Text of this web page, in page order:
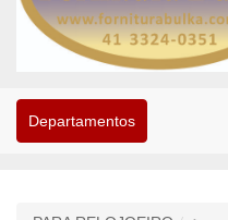
Departamentos